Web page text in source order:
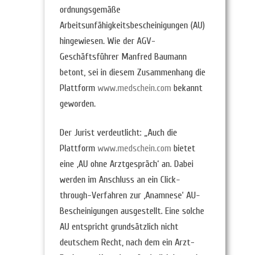
ordnungsgemäße
Arbeitsunfähigkeitsbescheinigungen (AU)
hingewiesen. Wie der AGV-
Geschäftsführer Manfred Baumann
betont, sei in diesem Zusammenhang die
Plattform www.medschein.com bekannt
geworden.
Der Jurist verdeutlicht: „Auch die
Plattform www.medschein.com bietet
eine ‚AU ohne Arztgespräch‘ an. Dabei
werden im Anschluss an ein Click-
through-Verfahren zur ‚Anamnese‘ AU-
Bescheinigungen ausgestellt. Eine solche
AU entspricht grundsätzlich nicht
deutschem Recht, nach dem ein Arzt-